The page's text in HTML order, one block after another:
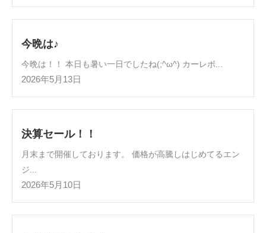
今晩は♪
今晩は！！ 本日も暑い一日でしたね(;^ω^) カーレボ...
2026年5月13日
決算セール！！
月末まで開催しております。 価格が高騰しはじめてるエン
ジ...
2026年5月10日